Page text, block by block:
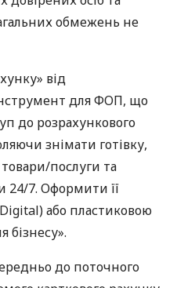
обмежень не
від
для ФОП, що
до розрахункового
знімати готівку,
послуги та
24/7. Оформити її
або пластиковою
бізнесу».
до поточного